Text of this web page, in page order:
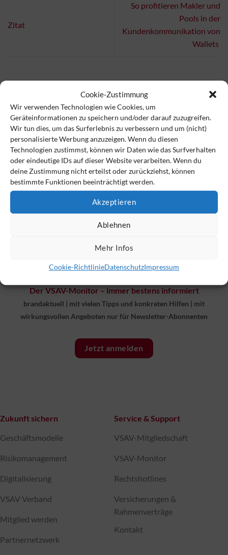
Cookie-Zustimmung
Wir verwenden Technologien wie Cookies, um
Geräteinformationen zu speichern und/oder darauf zuzugreifen.
Wir tun dies, um das Surferlebnis zu verbessern und um (nicht)
personalisierte Werbung anzuzeigen. Wenn du diesen
Technologien zustimmst, können wir Daten wie das Surfverhalten
oder eindeutige IDs auf dieser Website verarbeiten. Wenn du
deine Zustimmung nicht erteilst oder zurückziehst, können
bestimmte Funktionen beeinträchtigt werden.
Akzeptieren
Ablehnen
Mehr Infos
Cookie-RichtlinieDatenschutzImpressum
Zitat
So profitieren Makler und
Pools in der
Kundenkommunikation von
Wallets
Blog (50)
VSAV Monitor Newsletter(288)
Der VSAV-Monitor – immer bestens informiert
brandaktuell | mit vielen Tipps und konkreten Hilfen | mit
wirkungsvollen Angeboten nur für Newsletter-Abonnenten
Jetzt anmelden
Zukunft sichern
Geschäftsmodelle
Risikomanagement
Digitalisierung
VSAV Verband
Mitglied werden
Partnernetzwerk
Service & Support
VSAV-Mitgliedschaft
VSAV-Monitor
Rechtshotlines
Versicherungen &
Rahmenverträge
Kontakt